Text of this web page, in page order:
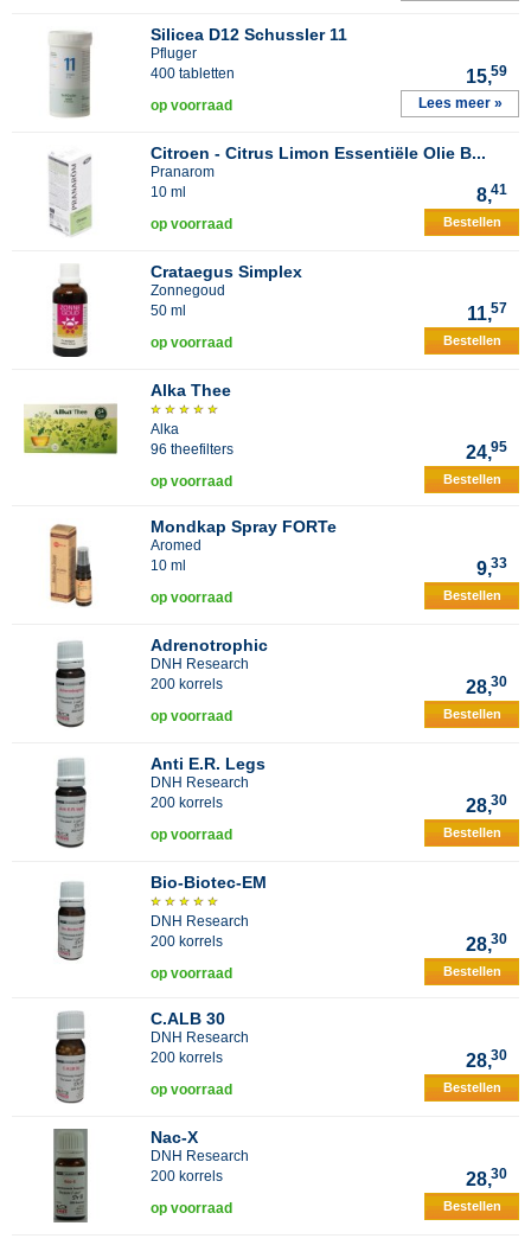
Silicea D12 Schussler 11
Pfluger
400 tabletten
15,59
op voorraad Lees meer »
Citroen - Citrus Limon Essentiële Olie B...
Pranarom
10 ml
8,41
op voorraad Bestellen
Crataegus Simplex
Zonnegoud
50 ml
11,57
op voorraad Bestellen
Alka Thee
Alka
96 theefilters
24,95
op voorraad Bestellen
Mondkap Spray FORTe
Aromed
10 ml
9,33
op voorraad Bestellen
Adrenotrophic
DNH Research
200 korrels
28,30
op voorraad Bestellen
Anti E.R. Legs
DNH Research
200 korrels
28,30
op voorraad Bestellen
Bio-Biotec-EM
DNH Research
200 korrels
28,30
op voorraad Bestellen
C.ALB 30
DNH Research
200 korrels
28,30
op voorraad Bestellen
Nac-X
DNH Research
200 korrels
28,30
op voorraad Bestellen